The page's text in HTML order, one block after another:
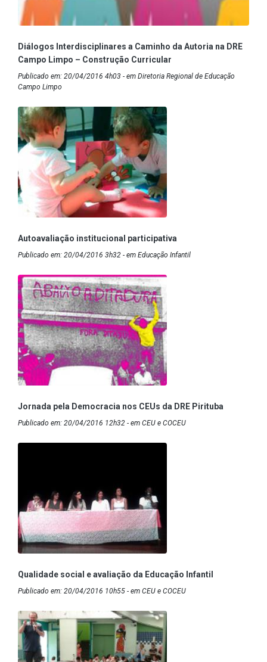
Diálogos Interdisciplinares a Caminho da Autoria na DRE
Campo Limpo – Construção Curricular
Publicado em: 20/04/2016 4h03 - em Diretoria Regional de Educação
Campo Limpo
Autoavaliação institucional participativa
Publicado em: 20/04/2016 3h32 - em Educação Infantil
Jornada pela Democracia nos CEUs da DRE Pirituba
Publicado em: 20/04/2016 12h32 - em CEU e COCEU
Qualidade social e avaliação da Educação Infantil
Publicado em: 20/04/2016 10h55 - em CEU e COCEU